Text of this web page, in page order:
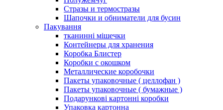
Стразы и термостразы
Шапочки и обниматели для бусин
Пакування
тканинні мішечки
Контейнеры для хранения
Коробка Блистер
Коробки с окошком
Металлические коробочки
Пакеты упаковочные ( целлофан )
Пакеты упаковочные ( бумажные )
Подарункові картонні коробки
Упаковка картонна